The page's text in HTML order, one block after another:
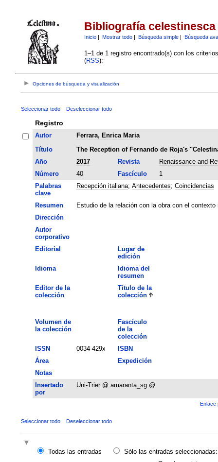
Bibliografía celestinesca
Inicio| Mostrar todo| Búsqueda simple| Búsqueda
1–1 de 1 registro encontrado(s) con los
(RSS):
Opciones de búsqueda y visualización
Seleccionar todo Deseleccionar todo
Registro
Autor
Ferrara, Enrica Maria
Título
The Reception of Fernando de Roja's
Año
2017 Revista
Renaissance and
Número
40 Fascículo
1
Palabras
clave
Recepción italiana; Antecedentes; Coincidencias
Resumen
Estudio de la relación con la obra con el
Dirección
Autor
corporativo
Editorial
Lugar de
edición
Idioma
Idioma del
resumen
Editor de la
colección
Título de la
colección
Volumen de
la colección
Fascículo
de la
colección
ISSN
0034-429x
ISBN
Área
Expedición
Notas
Insertado
por
Uni-Trier @ amaranta_sg @
Enlace
Seleccionar todo Deseleccionar todo
Todas las entradas
Sólo las entradas seleccionadas: